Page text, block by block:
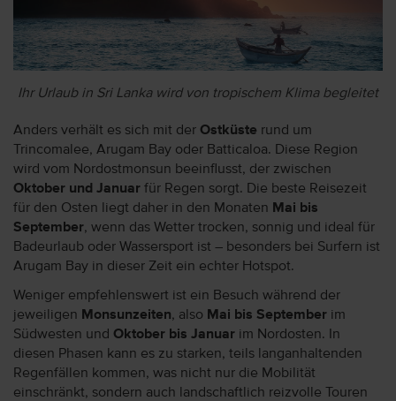
Ihr Urlaub in Sri Lanka wird von tropischem Klima begleitet
Anders verhält es sich mit der Ostküste rund um
Trincomalee, Arugam Bay oder Batticaloa. Diese Region
wird vom Nordostmonsun beeinflusst, der zwischen
Oktober und Januar für Regen sorgt. Die beste Reisezeit
für den Osten liegt daher in den Monaten Mai bis
September, wenn das Wetter trocken, sonnig und ideal für
Badeurlaub oder Wassersport ist – besonders bei Surfern ist
Arugam Bay in dieser Zeit ein echter Hotspot.
Weniger empfehlenswert ist ein Besuch während der
jeweiligen Monsunzeiten, also Mai bis September im
Südwesten und Oktober bis Januar im Nordosten. In
diesen Phasen kann es zu starken, teils langanhaltenden
Regenfällen kommen, was nicht nur die Mobilität
einschränkt, sondern auch landschaftlich reizvolle Touren